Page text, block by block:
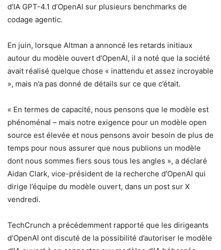
d’IA GPT-4.1 d’OpenAI sur plusieurs benchmarks de
codage agentic.
En juin, lorsque Altman a annoncé les retards initiaux
autour du modèle ouvert d’OpenAI, il a noté que la société
avait réalisé quelque chose « inattendu et assez incroyable
», mais n’a pas donné de détails sur ce que c’était.
« En termes de capacité, nous pensons que le modèle est
phénoménal – mais notre exigence pour un modèle open
source est élevée et nous pensons avoir besoin de plus de
temps pour nous assurer que nous publions un modèle
dont nous sommes fiers sous tous les angles », a déclaré
Aidan Clark, vice-président de la recherche d’OpenAI qui
dirige l’équipe du modèle ouvert, dans un post sur X
vendredi.
TechCrunch a précédemment rapporté que les dirigeants
d’OpenAI ont discuté de la possibilité d’autoriser le modèle